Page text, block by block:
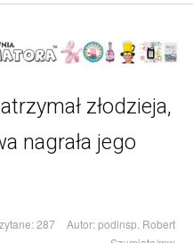
złodzieja,
nagrała jego
287 Autor:podinsp. Robert